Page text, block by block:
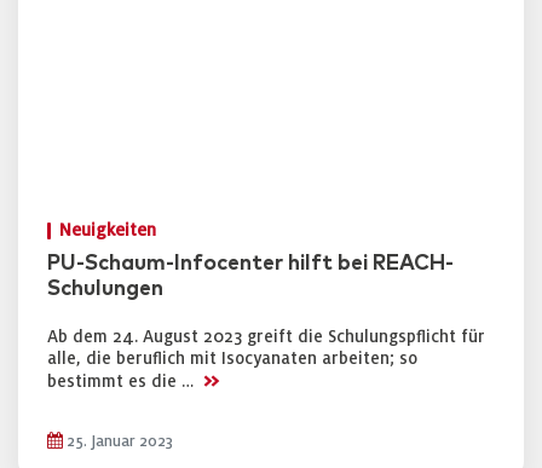
Neuigkeiten
PU-Schaum-Infocenter hilft bei REACH-
Schulungen
Ab dem 24. August 2023 greift die Schulungspflicht für
alle, die beruflich mit Isocyanaten arbeiten; so
bestimmt es die … >>
25. Januar 2023